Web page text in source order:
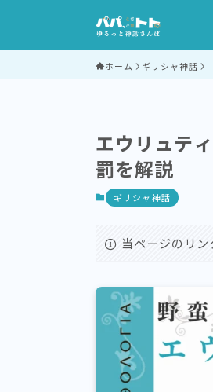
ホーム ギリシャ神話
エウリュテ
罰を解説
ギリシャ神話
当ページのリン